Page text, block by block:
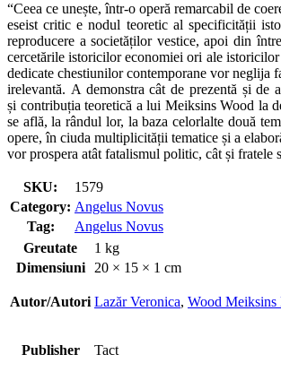
“Ceea ce unește, într-o operă remarcabil de
eseist critic e nodul teoretic al specificității
reproducere a societăților vestice, apoi din
cercetările istoricilor economiei ori ale
dedicate chestiunilor contemporane vor neglija
irelevantă. A demonstra cât de prezentă și
și contribuția teoretică a lui Meiksins Wood la
se află, la rândul lor, la baza celorlalte două
opere, în ciuda multiplicității tematice și a
vor prospera atât fatalismul politic, cât și
SKU:
1579
Category: Angelus Novus
Tag:
Angelus Novus
Greutate
1 kg
Dimensiuni
20 × 15 × 1 cm
Autor/Autori Lazăr Veronica, Wood Meiksins
Publisher Tact